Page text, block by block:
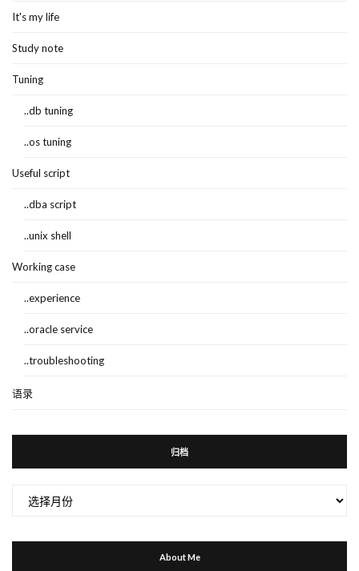
It's my life
Study note
Tuning
..db tuning
..os tuning
Useful script
..dba script
..unix shell
Working case
..experience
..oracle service
..troubleshooting
语录
归档
About Me